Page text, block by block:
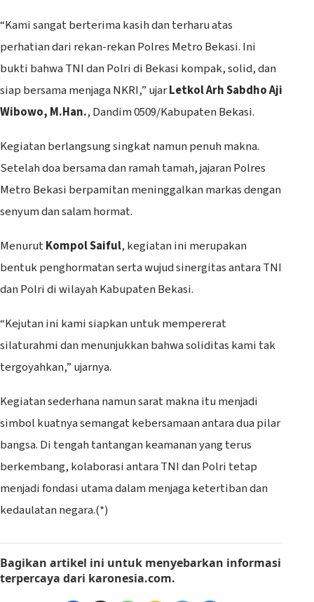
“Kami sangat berterima kasih dan terharu atas
perhatian dari rekan-rekan Polres Metro Bekasi. Ini
bukti bahwa TNI dan Polri di Bekasi kompak, solid, dan
siap bersama menjaga NKRI,” ujarLetkol Arh Sabdho Aji
Wibowo, M.Han., Dandim 0509/Kabupaten Bekasi.
Kegiatan berlangsung singkat namun penuh makna.
Setelah doa bersama dan ramah tamah, jajaran Polres
Metro Bekasi berpamitan meninggalkan markas dengan
senyum dan salam hormat.
MenurutKompol Saiful, kegiatan ini merupakan
bentuk penghormatan serta wujud sinergitas antara TNI
dan Polri di wilayah Kabupaten Bekasi.
“Kejutan ini kami siapkan untuk mempererat
silaturahmi dan menunjukkan bahwa soliditas kami tak
tergoyahkan,” ujarnya.
Kegiatan sederhana namun sarat makna itu menjadi
simbol kuatnya semangat kebersamaan antara dua pilar
bangsa. Di tengah tantangan keamanan yang terus
berkembang, kolaborasi antara TNI dan Polri tetap
menjadi fondasi utama dalam menjaga ketertiban dan
kedaulatan negara.(*)
Bagikan artikel ini untuk menyebarkan informasi
terpercaya dari karonesia.com.